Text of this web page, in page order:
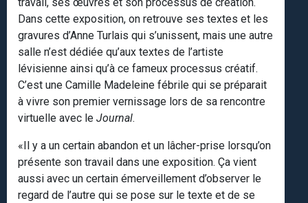
travail, ses œuvres et son processus de création.
Dans cette exposition, on retrouve ses textes et les
gravures d’Anne Turlais qui s’unissent, mais une autre
salle n’est dédiée qu’aux textes de l’artiste
lévisienne ainsi qu’à ce fameux processus créatif.
C’est une Camille Madeleine fébrile qui se préparait
à vivre son premier vernissage lors de sa rencontre
virtuelle avec le Journal.
«Il y a un certain abandon et un lâcher-prise lorsqu’on
présente son travail dans une exposition. Ça vient
aussi avec un certain émerveillement d’observer le
regard de l’autre qui se pose sur le texte et de se